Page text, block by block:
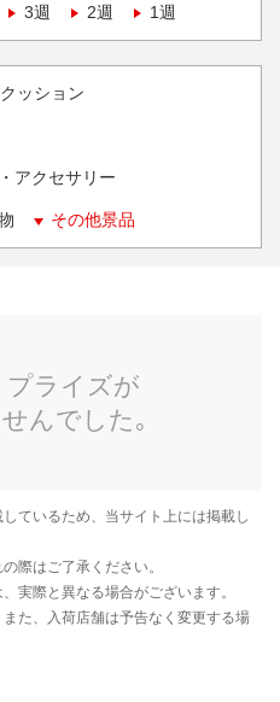
3週 2週 1週
ッション
アクセサリー
その他景品